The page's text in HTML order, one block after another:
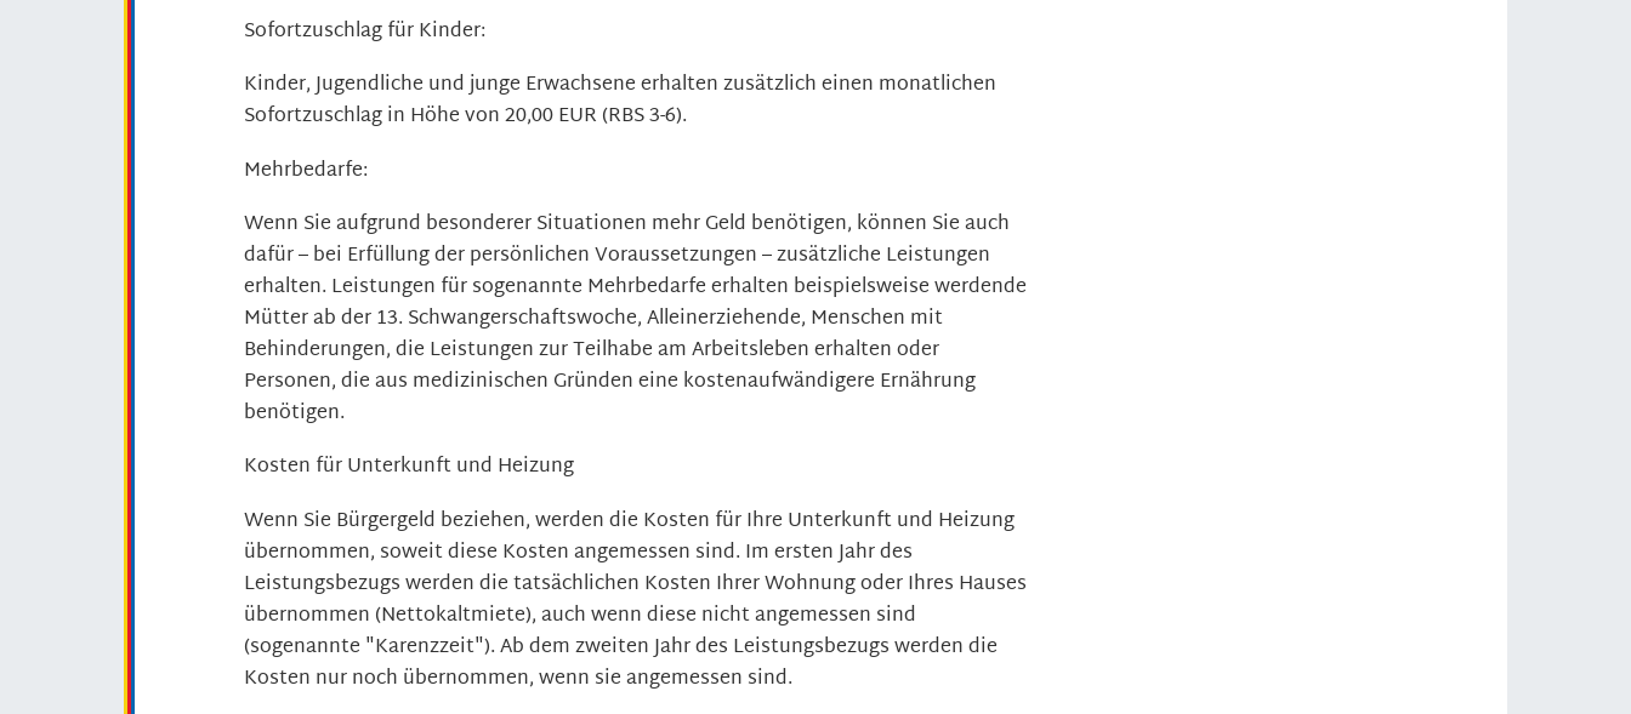
Sofortzuschlag für Kinder:
Kinder, Jugendliche und junge Erwachsene erhalten zusätzlich einen monatlichen
Sofortzuschlag in Höhe von 20,00 EUR (RBS 3-6).
Mehrbedarfe:
Wenn Sie aufgrund besonderer Situationen mehr Geld benötigen, können Sie auch
dafür – bei Erfüllung der persönlichen Voraussetzungen – zusätzliche Leistungen
erhalten. Leistungen für sogenannte Mehrbedarfe erhalten beispielsweise werdende
Mütter ab der 13. Schwangerschaftswoche, Alleinerziehende, Menschen mit
Behinderungen, die Leistungen zur Teilhabe am Arbeitsleben erhalten oder
Personen, die aus medizinischen Gründen eine kostenaufwändigere Ernährung
benötigen.
Kosten für Unterkunft und Heizung
Wenn Sie Bürgergeld beziehen, werden die Kosten für Ihre Unterkunft und Heizung
übernommen, soweit diese Kosten angemessen sind. Im ersten Jahr des
Leistungsbezugs werden die tatsächlichen Kosten Ihrer Wohnung oder Ihres Hauses
übernommen (Nettokaltmiete), auch wenn diese nicht angemessen sind
(sogenannte "Karenzzeit"). Ab dem zweiten Jahr des Leistungsbezugs werden die
Kosten nur noch übernommen, wenn sie angemessen sind.